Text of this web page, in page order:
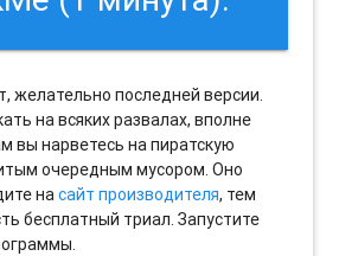
желательно последней версии.
на всяких развалах, вполне
вы нарветесь на пиратскую
очередным мусором. Оно
насайт производителя, тем
бесплатный триал. Запустите